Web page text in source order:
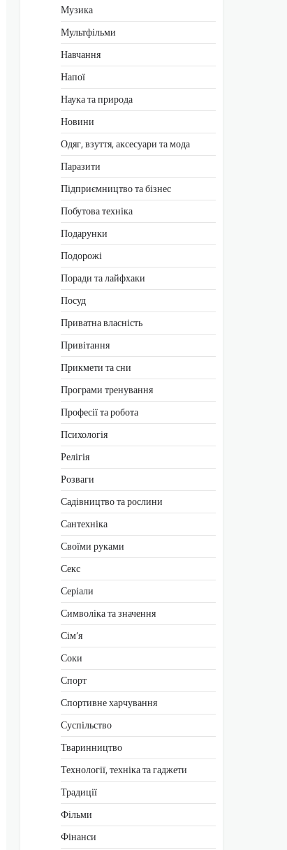
Музика
Мультфільми
Навчання
Напої
Наука та природа
Новини
Одяг, взуття, аксесуари та мода
Паразити
Підприємництво та бізнес
Побутова техніка
Подарунки
Подорожі
Поради та лайфхаки
Посуд
Приватна власність
Привітання
Прикмети та сни
Програми тренування
Професії та робота
Психологія
Релігія
Розваги
Садівництво та рослини
Сантехніка
Своїми руками
Секс
Серіали
Символіка та значення
Сім’я
Соки
Спорт
Спортивне харчування
Суспільство
Тваринництво
Технології, техніка та гаджети
Традиції
Фільми
Фінанси